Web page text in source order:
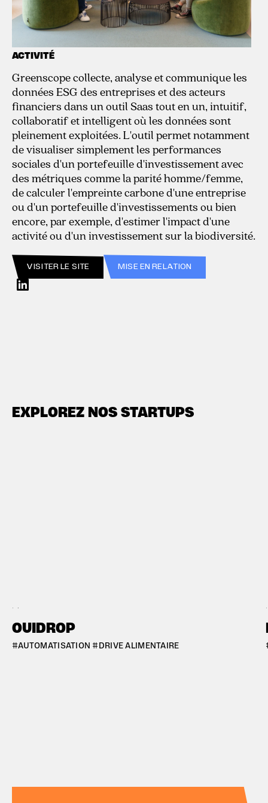
Juillet 2023
ACTIVITÉ
Greenscope collecte, analyse et communique les
données ESG des entreprises et des acteurs
financiers dans un outil Saas tout en un, intuitif,
collaboratif et intelligent où les données sont
pleinement exploitées. L'outil permet notamment
de visualiser simplement les performances
sociales d'un portefeuille d'investissement avec
des métriques comme la parité homme/femme,
de calculer l'empreinte carbone d'une entreprise
ou d'un portefeuille d'investissements ou bien
encore, par exemple, d'estimer l'impact d'une
activité ou d'un investissement sur la biodiversité.
VISITER LE SITE MISE EN RELATION
EXPLOREZ NOS STARTUPS
#BORDEAUX
OUIDROP
#AUTOMATISATION #DRIVE ALIMENTAIRE